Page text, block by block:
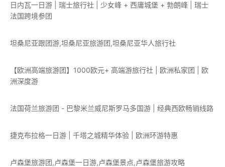
日内瓦一日游 | 瑞士旅行社 | 少女峰 + 西庸城堡 + 勃朗峰 | 瑞士
法国跨境参团
坦桑尼亚跟团游,坦桑尼亚旅游团,坦桑尼亚华人旅行社
【欧洲高端旅游团】1000欧元+ 高端游旅行社 | 欧洲私家团 | 欧
洲深度游
法国荷兰旅游团 - 巴黎米兰威尼斯罗马多国游 | 经典西欧畅销线路
捷克布拉格一日游 | 千塔之城精华体验 | 欧洲环游特惠
卢森堡旅游团,卢森堡一日游,卢森堡景点,卢森堡旅游攻略